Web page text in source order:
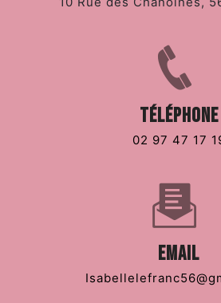
Téléphone
02 97 47 17
Email